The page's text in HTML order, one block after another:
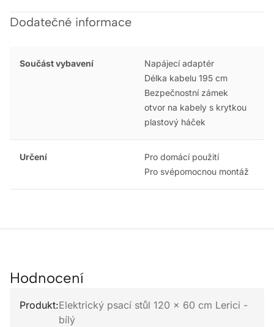
Dodatečné informace
Součást vybavení
Napájecí adaptér
Délka kabelu 195 cm
Bezpečnostní zámek
otvor na kabely s krytkou
plastový háček
Určení
Pro domácí použití
Pro svépomocnou montáž
Hodnocení
Produkt:Elektrický psací stůl 120 x 60 cm Lerici -
bílý